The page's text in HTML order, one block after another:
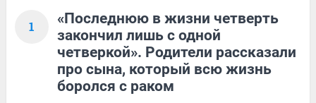
1
«Последнюю в жизни четверть
закончил лишь с одной
четверкой». Родители рассказали
про сына, который всю жизнь
боролся с раком